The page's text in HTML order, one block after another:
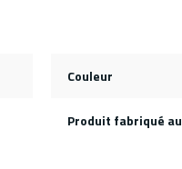
Couleur
Produit fabriqué au